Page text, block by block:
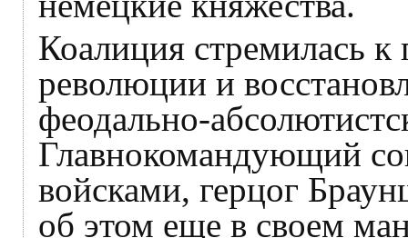
Коалиция стремилась
революции и
феодально-
Главнокомандующий
войсками, герцог
об этом еще в своем